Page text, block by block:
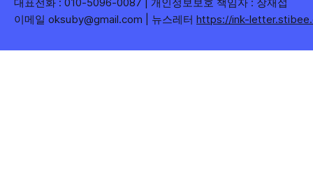
이메일 oksuby@gmail.com | 뉴스레터 https://ink-